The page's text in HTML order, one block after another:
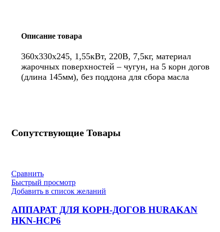
Описание товара
360x330x245, 1,55кВт, 220В, 7,5кг, материал
жарочных поверхностей – чугун, на 5 корн догов
(длина 145мм), без поддона для сбора масла
Сопутствующие Товары
Сравнить
Быстрый просмотр
Добавить в список желаний
АППАРАТ ДЛЯ КОРН-ДОГОВ HURAKAN
HKN-HCP6